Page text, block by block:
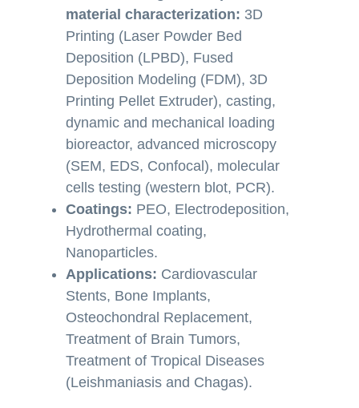
material characterization: 3D
Printing (Laser Powder Bed
Deposition (LPBD), Fused
Deposition Modeling (FDM), 3D
Printing Pellet Extruder), casting,
dynamic and mechanical loading
bioreactor, advanced microscopy
(SEM, EDS, Confocal), molecular
cells testing (western blot, PCR).
Coatings: PEO, Electrodeposition,
Hydrothermal coating,
Nanoparticles.
Applications: Cardiovascular
Stents, Bone Implants,
Osteochondral Replacement,
Treatment of Brain Tumors,
Treatment of Tropical Diseases
(Leishmaniasis and Chagas).